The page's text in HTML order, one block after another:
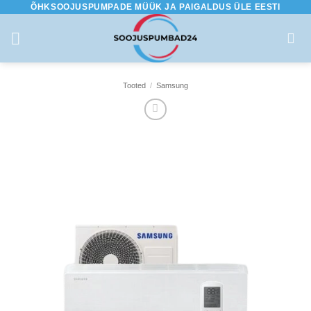
content
ÕHKSOOJUSPUMPADE MÜÜK JA PAIGALDUS ÜLE EESTI
Tooted / Samsung